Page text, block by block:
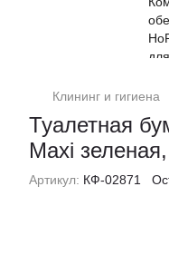
Клининг и гигиена
Туалетная
Maxi
Артикул: КФ-02871